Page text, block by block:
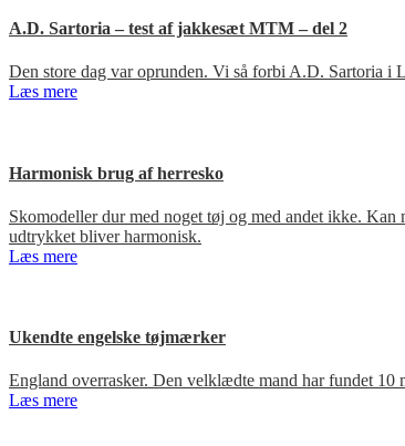
A.D. Sartoria – test af jakkesæt MTM – del 2
Den store dag var oprunden. Vi så forbi A.D. Sartoria i
Læs mere
Harmonisk brug af herresko
Skomodeller dur med noget tøj og med andet ikke.
udtrykket bliver harmonisk.
Læs mere
Ukendte engelske tøjmærker
England overrasker. Den velklædte mand har fundet
Læs mere